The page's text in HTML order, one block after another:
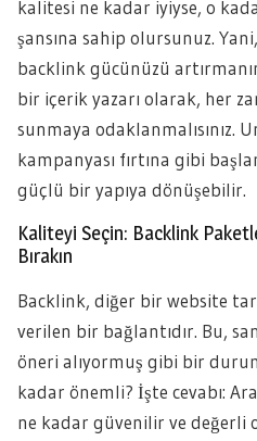
kalitesi ne kadar iyiyse, o
şansına sahip olursunuz.
backlink gücünüzü
bir içerik yazarı olarak, her
sunmaya odaklanmalısınız.
kampanyası fırtına gibi
güçlü bir yapıya dönüşebilir.
Kaliteyi Seçin: Backlink
Bırakın
Backlink, diğer bir website
verilen bir bağlantıdır. Bu,
öneri alıyormuş gibi bir
kadar önemli? İşte cevabı:
ne kadar güvenilir ve değerli